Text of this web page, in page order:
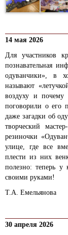
14 мая 2026
Для участников
познавательная
одуванчики», в
называют
воздуху и
поговорили о его
даже загадки об
творческий
резиночки
улице, где все
плести из них
полезно: теперь у
своими руками!
Т.А. Емельянова
30 апреля 2026